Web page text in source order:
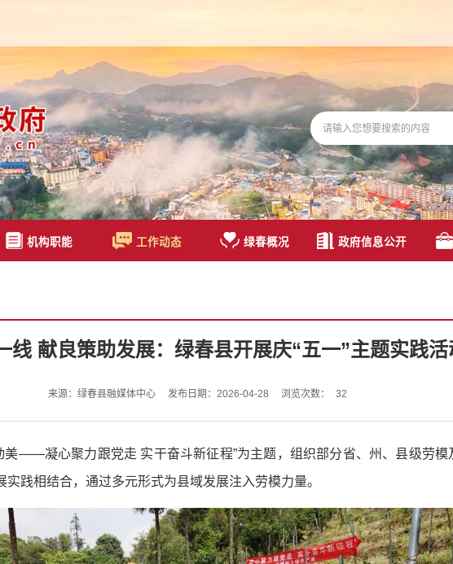
机构职能 工作动态 绿春概况 政府信息公开
线 献良策助发展：绿春县开展庆“五一”主题实践活
来源：绿春县融媒体中心 发布日期：2026-04-28 浏览次数： 32
美——凝心聚力跟党走 实干奋斗新征程”为主题，组织部分省、州、县级劳模
践相结合，通过多元形式为县域发展注入劳模力量。